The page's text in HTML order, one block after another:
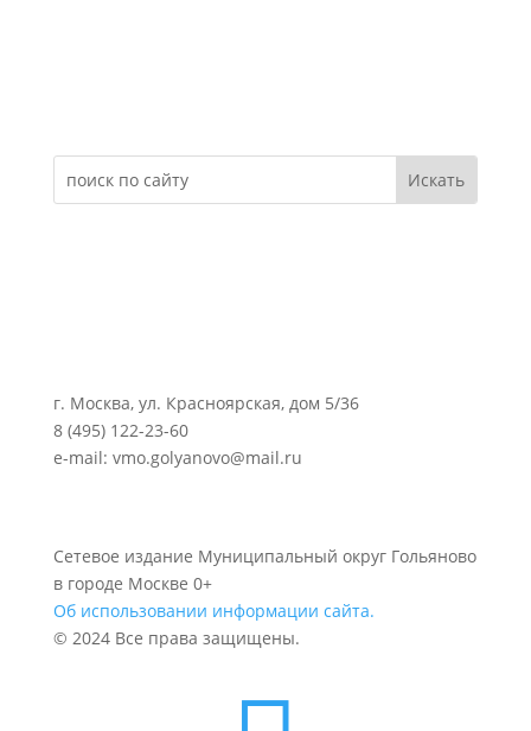
г. Москва, ул. Красноярская, дом 5/36
8 (495) 122-23-60
e-mail: vmo.golyanovo@mail.ru
Сетевое издание Муниципальный округ Гольяново
в городе Москве 0+
Об использовании информации сайта.
© 2024 Все права защищены.